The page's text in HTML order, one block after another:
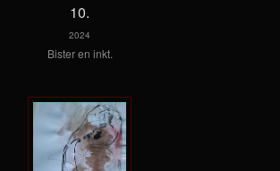
10.
2024
Bister en inkt.